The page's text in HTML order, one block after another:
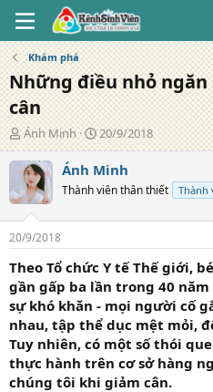
Khám phá
Những điều nhỏ
cân
T
á
c
g
i
ả
Ánh Minh
N
g
à
y
đ
g
20/9/2018
Ánh Minh
Thành viên thân thiết Thành
20/9/2018
Theo Tổ chức Y tế Thế giới,
gần gấp ba lần trong 40
sự khó khăn - mọi người cố
nhau, tập thể dục mệt mỏi,
Tuy nhiên, có một số thói
thực hành trên cơ sở hàng
chúng tôi khi giảm cân.